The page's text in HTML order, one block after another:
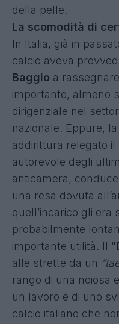
della pelle.
La scomodità di
In Italia, già in
calcio aveva
Baggio a
importante, almeno
dirigenziale nel
nazionale. Eppure,
addirittura relegato il
autorevole degli
anticamera,
una resa dovuta
quell’incarico gli era
probabilmente
importante utilità. Il
alle strette da un
rango di una noiosa
un lavoro e di uno
calcio italiano che